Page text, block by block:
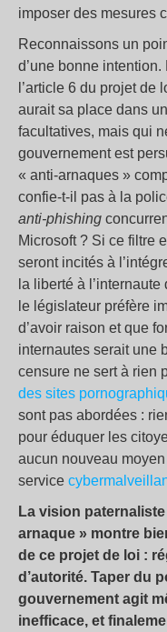
imposer des mesures
Reconnaissons un
d’une bonne
l’article 6 du projet
aurait sa place dans
facultatives, mais qui
gouvernement est
« anti-arnaques »
confie-t-il pas à la
anti-phishing
Microsoft ? Si ce filtre
seront incités à
la liberté à
le législateur préfère
d’avoir raison et que
internautes serait une
censure ne sert à rien
des sites
sont pas abordées :
pour éduquer les
aucun nouveau
service
La vision
arnaque » montre
de ce projet de loi :
d’autorité. Taper du
gouvernement agit
inefficace, et